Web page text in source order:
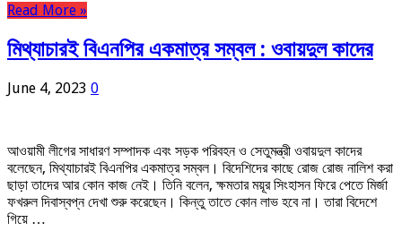
Read More »
মিথ্যাচারই বিএনপির একমাত্র সম্বল : ওবায়দুল কাদের
June 4, 2023 0
আওয়ামী লীগের সাধারণ সম্পাদক এবং সড়ক পরিবহন ও সেতুমন্ত্রী ওবায়দুল কাদের
বলেছেন, মিথ্যাচারই বিএনপির একমাত্র সম্বল। বিদেশিদের কাছে রোজ রোজ নালিশ করা
ছাড়া তাদের আর কোন কাজ নেই। তিনি বলেন, ক্ষমতার ময়ূর সিংহাসন ফিরে পেতে মির্জা
ফখরুল দিবাস্বপ্ন দেখা শুরু করেছেন। কিন্তু তাতে কোন লাভ হবে না। তারা বিদেশে
গিয়ে …